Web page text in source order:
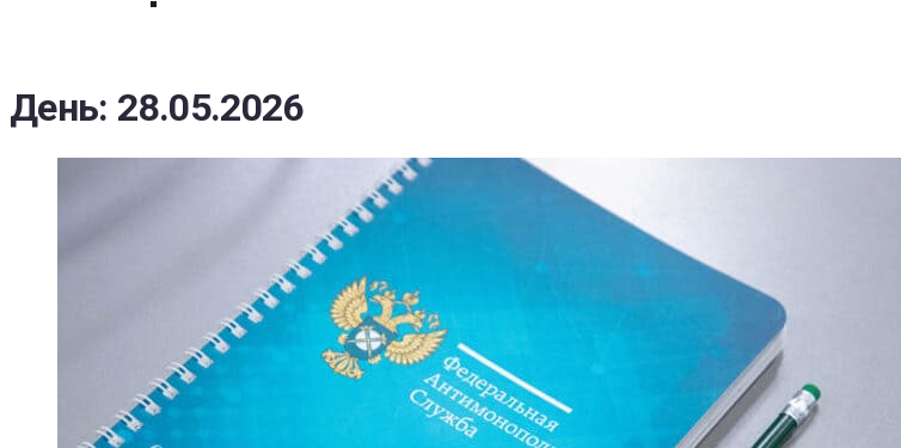
День: 28.05.2026